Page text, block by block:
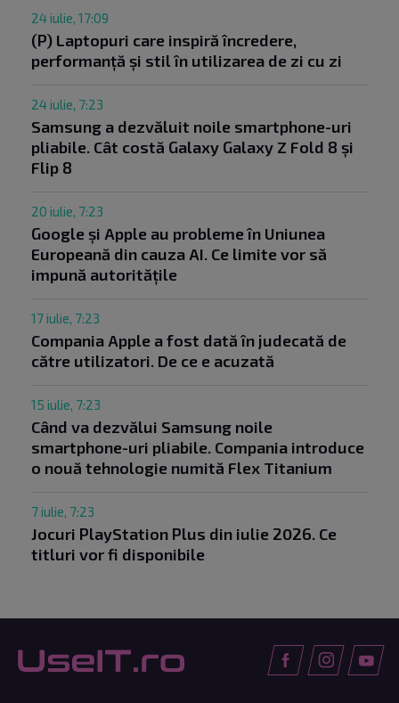
24 iulie, 17:09
(P) Laptopuri care inspiră încredere,
performanță și stil în utilizarea de zi cu zi
24 iulie, 7:23
Samsung a dezvăluit noile smartphone-uri
pliabile. Cât costă Galaxy Galaxy Z Fold 8 și
Flip 8
20 iulie, 7:23
Google și Apple au probleme în Uniunea
Europeană din cauza AI. Ce limite vor să
impună autoritățile
17 iulie, 7:23
Compania Apple a fost dată în judecată de
către utilizatori. De ce e acuzată
15 iulie, 7:23
Când va dezvălui Samsung noile
smartphone-uri pliabile. Compania introduce
o nouă tehnologie numită Flex Titanium
7 iulie, 7:23
Jocuri PlayStation Plus din iulie 2026. Ce
titluri vor fi disponibile